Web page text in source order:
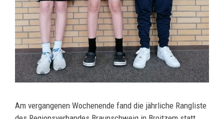
Am vergangenen Wochenende fand die jährliche Rangliste